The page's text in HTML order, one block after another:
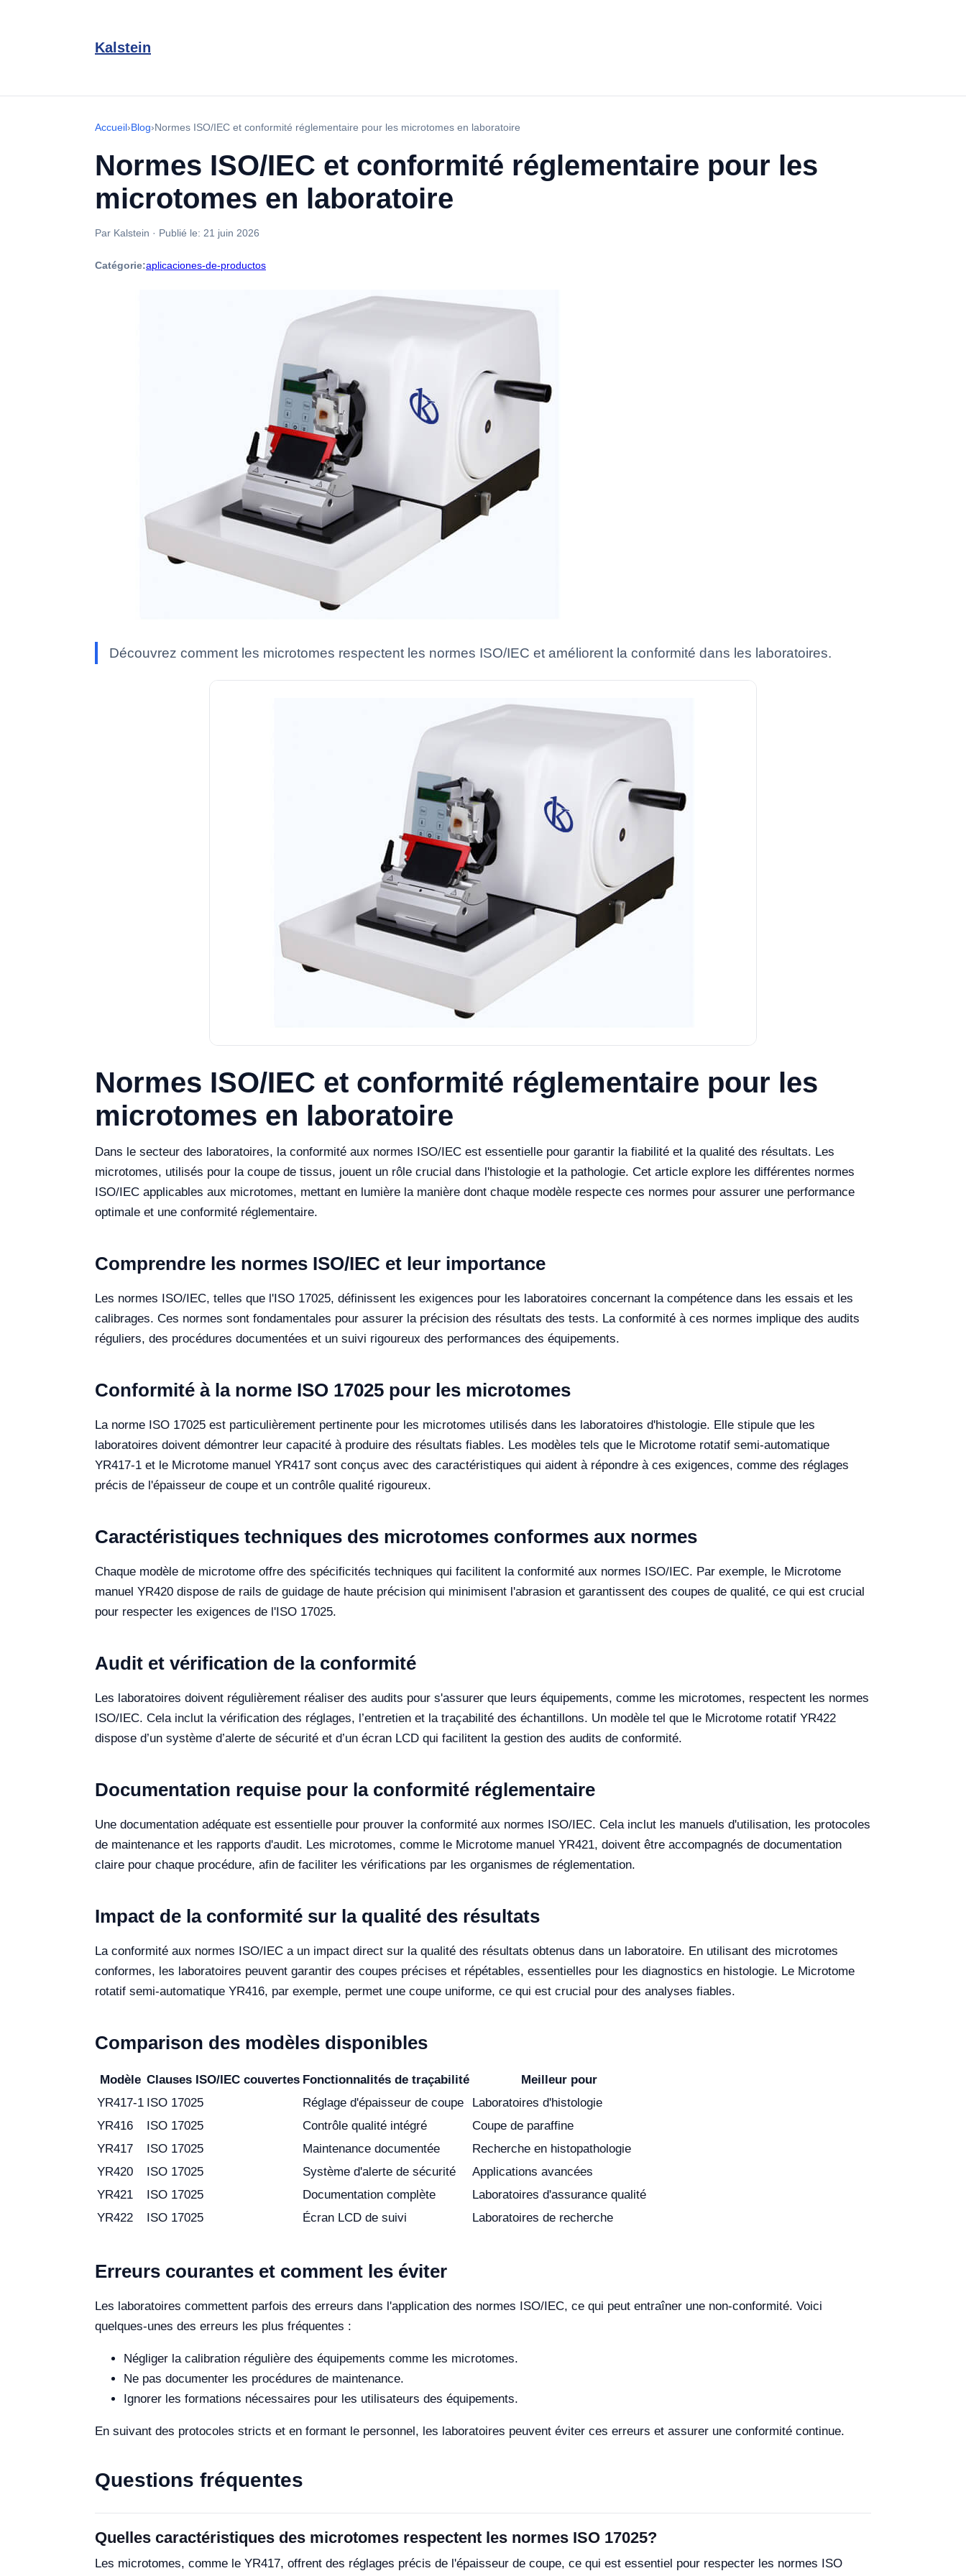
Kalstein
Accueil›Blog›Normes ISO/IEC et conformité réglementaire pour les microtomes en laboratoire
Normes ISO/IEC et conformité réglementaire pour les
microtomes en laboratoire
Par Kalstein · Publié le: 21 juin 2026
Catégorie:aplicaciones-de-productos
Découvrez comment les microtomes respectent les normes ISO/IEC et améliorent la conformité dans les laboratoires.
Normes ISO/IEC et conformité réglementaire pour les
microtomes en laboratoire
Dans le secteur des laboratoires, la conformité aux normes ISO/IEC est essentielle pour garantir la fiabilité et la qualité des résultats. Les
microtomes, utilisés pour la coupe de tissus, jouent un rôle crucial dans l'histologie et la pathologie. Cet article explore les différentes normes
ISO/IEC applicables aux microtomes, mettant en lumière la manière dont chaque modèle respecte ces normes pour assurer une performance
optimale et une conformité réglementaire.
Comprendre les normes ISO/IEC et leur importance
Les normes ISO/IEC, telles que l'ISO 17025, définissent les exigences pour les laboratoires concernant la compétence dans les essais et les
calibrages. Ces normes sont fondamentales pour assurer la précision des résultats des tests. La conformité à ces normes implique des audits
réguliers, des procédures documentées et un suivi rigoureux des performances des équipements.
Conformité à la norme ISO 17025 pour les microtomes
La norme ISO 17025 est particulièrement pertinente pour les microtomes utilisés dans les laboratoires d'histologie. Elle stipule que les
laboratoires doivent démontrer leur capacité à produire des résultats fiables. Les modèles tels que le Microtome rotatif semi-automatique
YR417-1 et le Microtome manuel YR417 sont conçus avec des caractéristiques qui aident à répondre à ces exigences, comme des réglages
précis de l'épaisseur de coupe et un contrôle qualité rigoureux.
Caractéristiques techniques des microtomes conformes aux normes
Chaque modèle de microtome offre des spécificités techniques qui facilitent la conformité aux normes ISO/IEC. Par exemple, le Microtome
manuel YR420 dispose de rails de guidage de haute précision qui minimisent l'abrasion et garantissent des coupes de qualité, ce qui est crucial
pour respecter les exigences de l'ISO 17025.
Audit et vérification de la conformité
Les laboratoires doivent régulièrement réaliser des audits pour s'assurer que leurs équipements, comme les microtomes, respectent les normes
ISO/IEC. Cela inclut la vérification des réglages, l’entretien et la traçabilité des échantillons. Un modèle tel que le Microtome rotatif YR422
dispose d’un système d’alerte de sécurité et d’un écran LCD qui facilitent la gestion des audits de conformité.
Documentation requise pour la conformité réglementaire
Une documentation adéquate est essentielle pour prouver la conformité aux normes ISO/IEC. Cela inclut les manuels d'utilisation, les protocoles
de maintenance et les rapports d'audit. Les microtomes, comme le Microtome manuel YR421, doivent être accompagnés de documentation
claire pour chaque procédure, afin de faciliter les vérifications par les organismes de réglementation.
Impact de la conformité sur la qualité des résultats
La conformité aux normes ISO/IEC a un impact direct sur la qualité des résultats obtenus dans un laboratoire. En utilisant des microtomes
conformes, les laboratoires peuvent garantir des coupes précises et répétables, essentielles pour les diagnostics en histologie. Le Microtome
rotatif semi-automatique YR416, par exemple, permet une coupe uniforme, ce qui est crucial pour des analyses fiables.
Comparison des modèles disponibles
Modèle Clauses ISO/IEC couvertes Fonctionnalités de traçabilité
Meilleur pour
YR417-1 ISO 17025 Réglage d'épaisseur de coupe
Laboratoires d'histologie
YR416
ISO 17025 Contrôle qualité intégré
Coupe de paraffine
YR417
ISO 17025 Maintenance documentée
Recherche en histopathologie
YR420
ISO 17025 Système d'alerte de sécurité
Applications avancées
YR421
ISO 17025 Documentation complète
Laboratoires d'assurance qualité
YR422
ISO 17025 Écran LCD de suivi Laboratoires de recherche
Erreurs courantes et comment les éviter
Les laboratoires commettent parfois des erreurs dans l'application des normes ISO/IEC, ce qui peut entraîner une non-conformité. Voici
quelques-unes des erreurs les plus fréquentes :
Négliger la calibration régulière des équipements comme les microtomes.
Ne pas documenter les procédures de maintenance.
Ignorer les formations nécessaires pour les utilisateurs des équipements.
En suivant des protocoles stricts et en formant le personnel, les laboratoires peuvent éviter ces erreurs et assurer une conformité continue.
Questions fréquentes
Quelles caractéristiques des microtomes respectent les normes ISO 17025?
Les microtomes, comme le YR417, offrent des réglages précis de l'épaisseur de coupe, ce qui est essentiel pour respecter les normes ISO